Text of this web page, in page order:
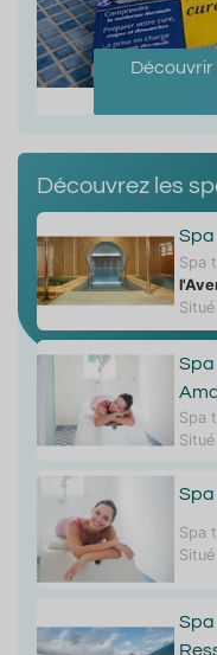
Découvrez les
Spa
Spa
Spa
Spa
Spa
Spa
Spa